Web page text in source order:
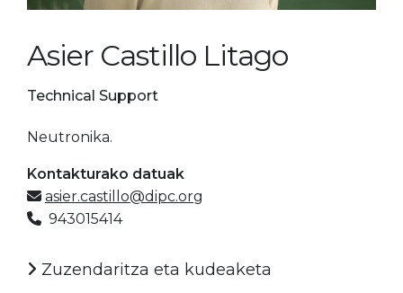
Asier Castillo Litago
Technical Support
Neutronika.
Kontakturako datuak
asier.castillo@dipc.org
943015414
Zuzendaritza eta kudeaketa